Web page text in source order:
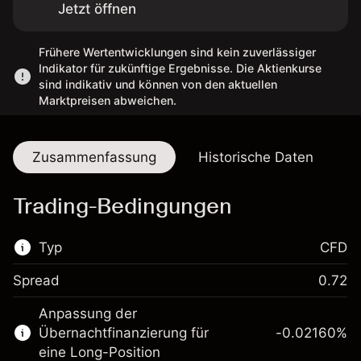
Jetzt öffnen
Frühere Wertentwicklungen sind kein zuverlässiger
Indikator für zukünftige Ergebnisse. Die Aktienkurse
sind indikativ und können von den aktuellen
Marktpreisen abweichen.
Zusammenfassung Historische Daten
Trading-Bedingungen
Typ
Dieser Finanzmarkt steht für das CFD-
Trading zur Verfügung.
Erfahren Sie mehr über:
CFD
Spread 0.72
Anpassung der
Übernachtfinanzierung für
eine Long-Position
-0.02160%